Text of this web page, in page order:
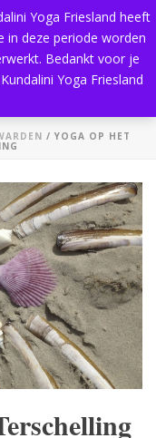
/ YOGA OP HET
Yoga Friesland heeft
in deze periode worden
Bedankt voor je
Yoga Friesland